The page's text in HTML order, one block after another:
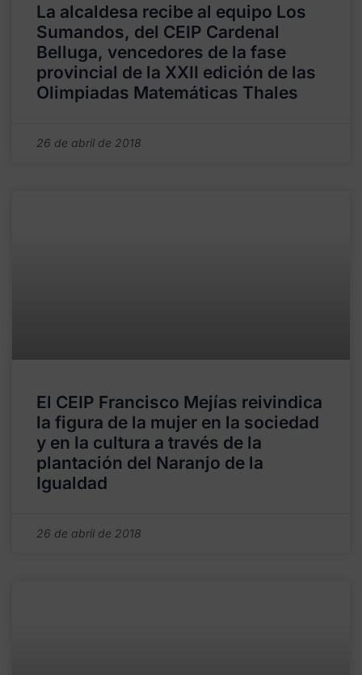
La alcaldesa recibe al equipo Los
Sumandos, del CEIP Cardenal
Belluga, vencedores de la fase
provincial de la XXII edición de las
Olimpiadas Matemáticas Thales
26 de abril de 2018
El CEIP Francisco Mejías reivindica
la figura de la mujer en la sociedad
y en la cultura a través de la
plantación del Naranjo de la
Igualdad
26 de abril de 2018